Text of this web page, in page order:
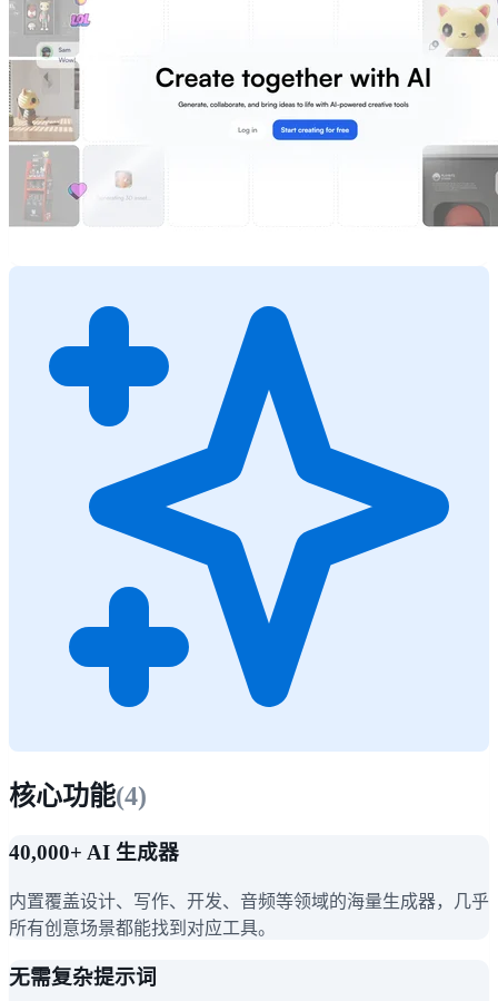
核心功能(4)
40,000+ AI 生成器
内置覆盖设计、写作、开发、音频等领域的海量生成器，几乎
所有创意场景都能找到对应工具。
无需复杂提示词